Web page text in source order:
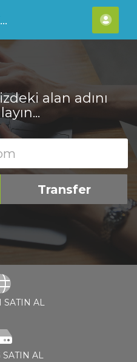
WEHOSTAFRICA
alan adını
SATIN AL
SATIN AL